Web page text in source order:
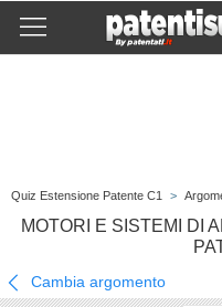
Quiz Estensione Patente C1 >
MOTORI E SISTEMI DI
Cambia argomento